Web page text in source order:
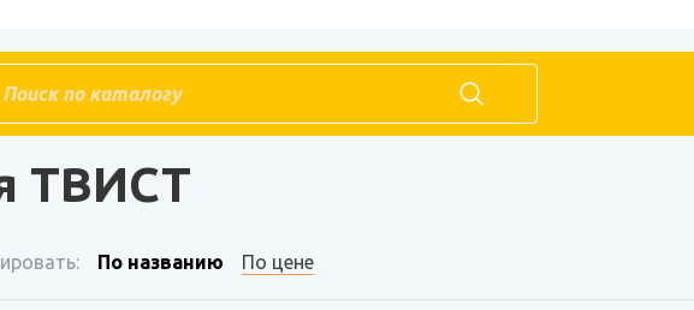
Банка стеклянная ТВИСТ
ТВИСТ
По названию По цене